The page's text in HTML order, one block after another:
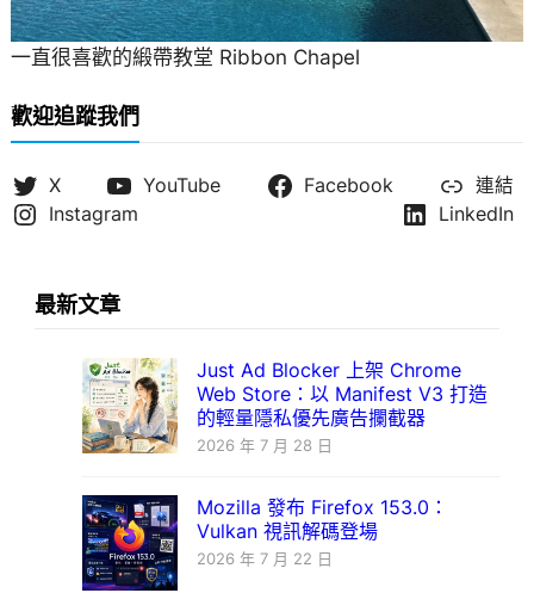
一直很喜歡的緞帶教堂 Ribbon Chapel
歡迎追蹤我們
X YouTube Facebook
連結
Instagram
LinkedIn
最新文章
Just Ad Blocker 上架 Chrome
Web Store：以 Manifest V3 打造
的輕量隱私優先廣告攔截器
2026 年 7 月 28 日
Mozilla 發布 Firefox 153.0：
Vulkan 視訊解碼登場
2026 年 7 月 22 日